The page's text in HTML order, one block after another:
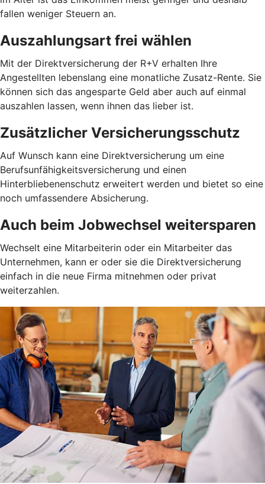
fallen weniger Steuern an.
Auszahlungsart frei wählen
Mit der Direktversicherung der R+V erhalten Ihre
Angestellten lebenslang eine monatliche Zusatz-Rente. Sie
können sich das angesparte Geld aber auch auf einmal
auszahlen lassen, wenn ihnen das lieber ist.
Zusätzlicher Versicherungsschutz
Auf Wunsch kann eine Direktversicherung um eine
Berufsunfähigkeitsversicherung und einen
Hinterbliebenenschutz erweitert werden und bietet so eine
noch umfassendere Absicherung.
Auch beim Jobwechsel weitersparen
Wechselt eine Mitarbeiterin oder ein Mitarbeiter das
Unternehmen, kann er oder sie die Direktversicherung
einfach in die neue Firma mitnehmen oder privat
weiterzahlen.